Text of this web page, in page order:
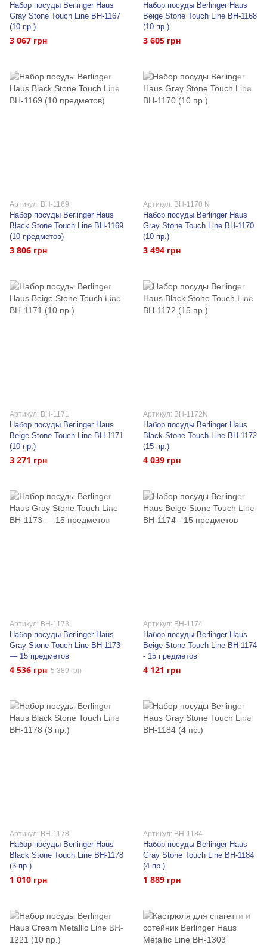
Набор посуды Berlinger Haus
Gray Stone Touch Line BH-1167
(10 пр.)
3 067 грн
Набор посуды Berlinger Haus
Beige Stone Touch Line BH-1168
(10 пр.)
3 605 грн
Артикул: BH-1169
Набор посуды Berlinger Haus
Black Stone Touch Line BH-1169
(10 предметов)
3 806 грн
Артикул: BH-1170 N
Набор посуды Berlinger Haus
Gray Stone Touch Line BH-1170
(10 пр.)
3 494 грн
Артикул: BH-1171
Набор посуды Berlinger Haus
Beige Stone Touch Line BH-1171
(10 пр.)
3 271 грн
Артикул: BH-1172N
Набор посуды Berlinger Haus
Black Stone Touch Line BH-1172
(15 пр.)
4 039 грн
Артикул: BH-1173
Набор посуды Berlinger Haus
Gray Stone Touch Line BH-1173
— 15 предметов
4 536 грн 5 389 грн
Артикул: BH-1174
Набор посуды Berlinger Haus
Beige Stone Touch Line BH-1174
- 15 предметов
4 121 грн
Артикул: BH-1178
Набор посуды Berlinger Haus
Black Stone Touch Line BH-1178
(3 пр.)
1 010 грн
Артикул: BH-1184
Набор посуды Berlinger Haus
Gray Stone Touch Line BH-1184
(4 пр.)
1 889 грн